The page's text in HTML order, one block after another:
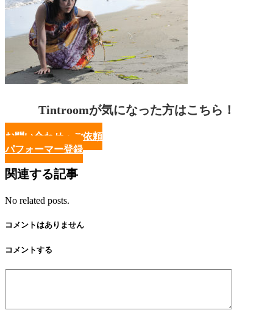
Tintroomが気になった方はこちら！
お問い合わせ・ご依頼
パフォーマー登録
関連する記事
No related posts.
コメントはありません
コメントする